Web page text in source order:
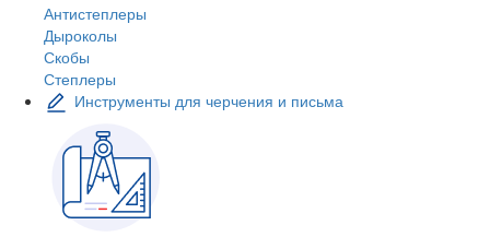
Антистеплеры
Дыроколы
Скобы
Степлеры
Инструменты для черчения и письма